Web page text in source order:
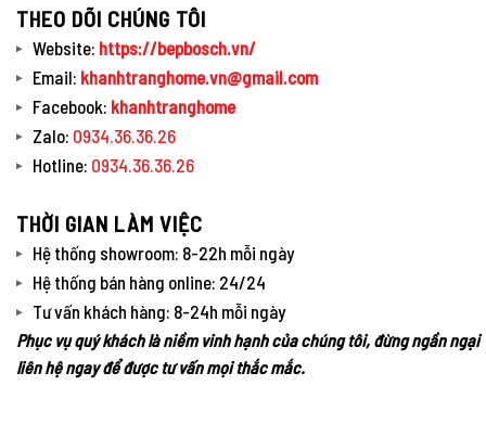
THEO DÕI CHÚNG TÔI
Website: https://bepbosch.vn/
Email: khanhtranghome.vn@gmail.com
Facebook: khanhtranghome
Zalo: 0934.36.36.26
Hotline: 0934.36.36.26
THỜI GIAN LÀM VIỆC
Hệ thống showroom: 8-22h mỗi ngày
Hệ thống bán hàng online: 24/24
Tư vấn khách hàng: 8-24h mỗi ngày
Phục vụ quý khách là niềm vinh hạnh của chúng tôi, đừng ngần ngại
liên hệ ngay để được tư vấn mọi thắc mắc.